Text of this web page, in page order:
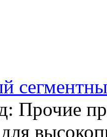
Прочие